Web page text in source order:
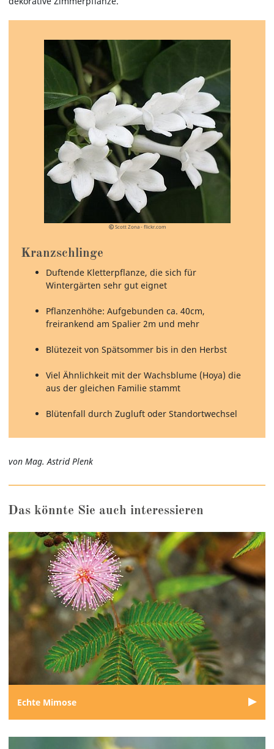
Scott Zona - flickr.com
Kranzschlinge
Duftende Kletterpflanze, die sich für
Wintergärten sehr gut eignet
Pflanzenhöhe: Aufgebunden ca. 40cm,
freirankend am Spalier 2m und mehr
Blütezeit von Spätsommer bis in den Herbst
Viel Ähnlichkeit mit der Wachsblume (Hoya) die
aus der gleichen Familie stammt
Blütenfall durch Zugluft oder Standortwechsel
von Mag. Astrid Plenk
Das könnte Sie auch interessieren
Echte Mimose